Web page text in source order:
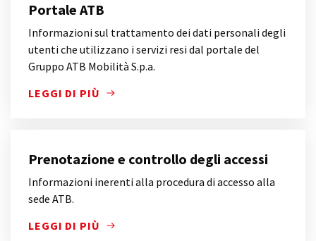
Portale ATB
Informazioni sul trattamento dei dati personali degli
utenti che utilizzano i servizi resi dal portale del
Gruppo ATB Mobilità S.p.a.
LEGGI DI PIÙ
INFORMAZIONI SUL TRATTAMENTO DEI DATI
Prenotazione e controllo degli accessi
Informazioni inerenti alla procedura di accesso alla
sede ATB.
LEGGI DI PIÙ
INFORMAZIONI INERENTI ALLA PROCEDURA DI